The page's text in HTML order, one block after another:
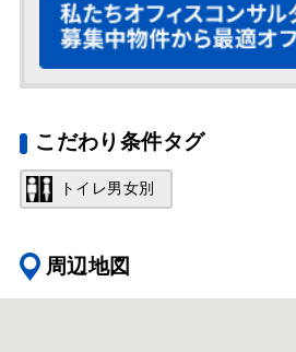
こだわり条件タグ
トイレ男女別
周辺地図